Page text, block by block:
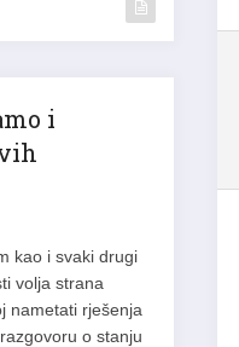
i
kao i svaki drugi
volja strana
nametati rješenja
o stanju